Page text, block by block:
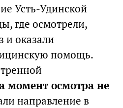
Усть-Удинской
где осмотрели,
и оказали
помощь.
момент осмотра не
направление в